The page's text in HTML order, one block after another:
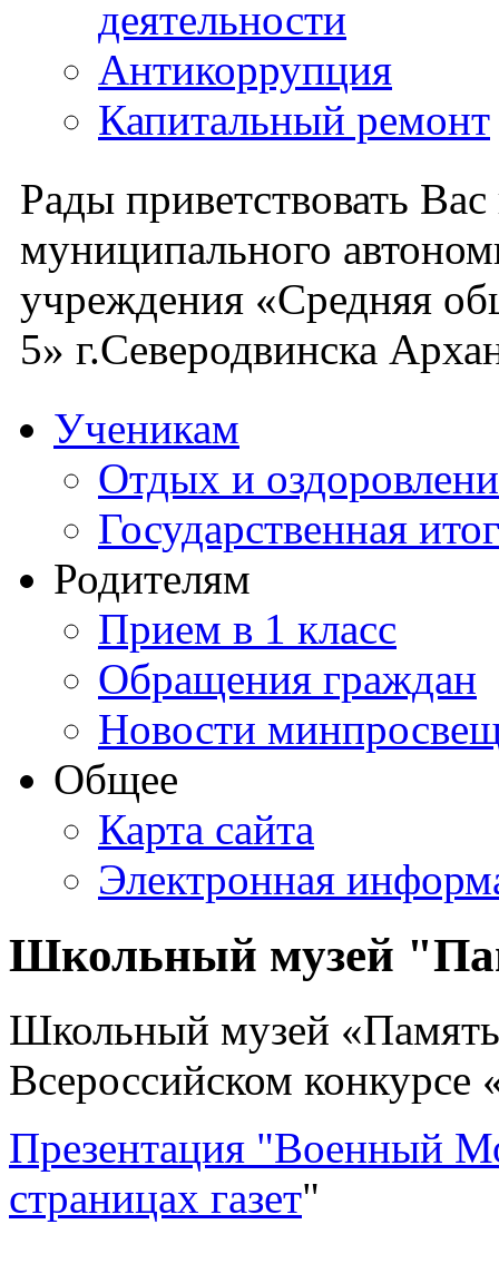
деятельности
Антикоррупция
Капитальный ремонт
Рады приветствовать
муниципального
учреждения «Средняя
5» г.Северодвинска
Ученикам
Отдых и
Государственная
Родителям
Прием в 1 класс
Обращения граждан
Новости
Общее
Карта сайта
Электронная
Школьный музей
Школьный музей
Всероссийском конкурсе
Презентация "Военный
страницах газет"